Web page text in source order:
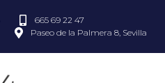
665 69 22 47
Paseo de la Palmera 8, Sevilla